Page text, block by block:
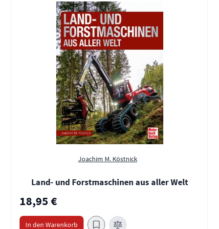
Joachim M. Köstnick
Land- und Forstmaschinen aus aller Welt
18,95 €
In den Warenkorb